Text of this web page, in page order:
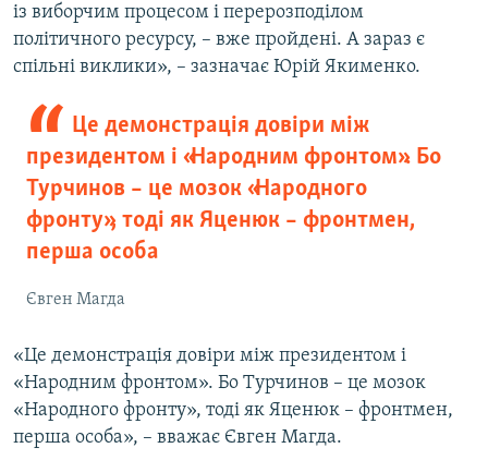
із виборчим процесом і перерозподілом
політичного ресурсу, – вже пройдені. А зараз є
спільні виклики», – зазначає Юрій Якименко.
Це демонстрація довіри між
президентом і «Народним фронтом». Бо
Турчинов – це мозок «Народного
фронту», тоді як Яценюк – фронтмен,
перша особа
Євген Магда
«Це демонстрація довіри між президентом і
«Народним фронтом». Бо Турчинов – це мозок
«Народного фронту», тоді як Яценюк – фронтмен,
перша особа», – вважає Євген Магда.